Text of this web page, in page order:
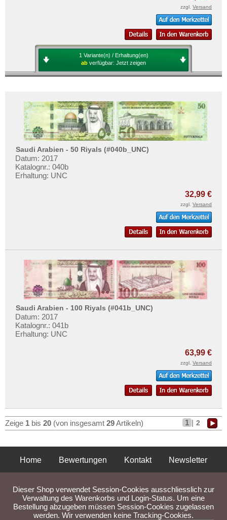
zzgl. Versand
1 Variante(n) / Erhaltung(en)
ab verfügbar: Jetzt zeigen
Saudi Arabien - 50 Riyals (#040b_UNC)
Datum: 2017
Katalognr.: 040b
Erhaltung: UNC
32,99 €
zzgl. Versand
Saudi Arabien - 100 Riyals (#041b_UNC)
Datum: 2017
Katalognr.: 041b
Erhaltung: UNC
63,99 €
zzgl. Versand
Zeige 1 bis 20 (von insgesamt 29Artikeln) 1 | 2
Home Bewertungen Kontakt
Newsletter
Liefer- und Versandkosten
Dieser Shop verwendet Session-Cookies ausschliesslich zur
Verwaltung des Warenkorbs und Login-Status. Um eine
Bestellung abzugeben müssen Session-Cookies zugelassen
werden. Wir verwenden keine Tracking-Cookies.